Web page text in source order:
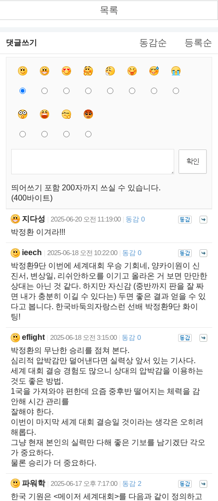
목록
댓글쓰기 동감순 등록순
띄어쓰기 포함 200자까지 쓰실 수 있습니다.
(400바이트)
지다성 2025-06-20 오전 11:19:00 동감 0
박정환 이겨라!!!
ieech 2025-06-18 오전 10:22:00 동감 0
박정환9단 이번에 세계대회 우승 기회네, 양카이원이 신
진서, 변상일, 리쉬안하오를 이기고 올라온 거 보면 만만한
상대는 아닌 것 같다. 하지만 자신감 (중반까지 판을 잘 짜
면 내가 충분히 이길 수 있다는) 두면 좋은 결과 얻을 수 있
다고 봅니다. 한국바둑의자랑스런 선배 박정환9단 화이
팅!
eflight 2025-06-18 오전 3:15:00 동감 0
박정환의 무난한 승리를 점쳐 본다.
심리적 압박감만 덜어낸다면 실력상 앞서 있는 기사다.
세계 대회 결승 경험도 많으니 상대의 압박감을 이용하는
것도 좋은 방법.
1국을 가져와야 편한데 요즘 중후반 떨어지는 체력을 감
안해 시간 관리를
잘해야 한다.
이번이 마지막 세계 대회 결승일 것이라는 생각은 오히려
해롭다.
그냥 현재 본인의 실력만 다해 좋은 기보를 남기겠단 각오
가 중요하다.
물론 승리가 더 중요하다.
파워학 2025-06-17 오후 7:17:00 동감 2
한국 기원은 <메이저 세계대회>를 다음과 같이 정의하고